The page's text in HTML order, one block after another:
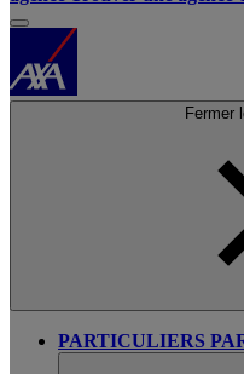
Fermer
PARTICULIERS